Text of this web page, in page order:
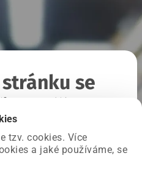
tzv. cookies. Více
a jaké používáme, se
se
a už ji opravujeme.
požadovanou stránku.